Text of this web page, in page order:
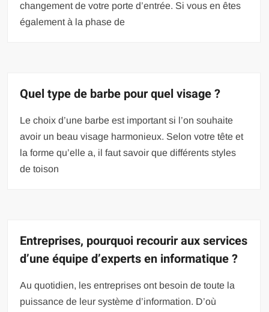
changement de votre porte d’entrée. Si vous en êtes
également à la phase de
Quel type de barbe pour quel visage ?
Le choix d’une barbe est important si l’on souhaite
avoir un beau visage harmonieux. Selon votre tête et
la forme qu’elle a, il faut savoir que différents styles
de toison
Entreprises, pourquoi recourir aux services
d’une équipe d’experts en informatique ?
Au quotidien, les entreprises ont besoin de toute la
puissance de leur système d’information. D’où